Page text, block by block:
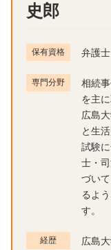
史郎
保有資格 弁護
専門分野
相続
を主
広島
と生
試験
士・
づい
るよ
す。
経歴
広島